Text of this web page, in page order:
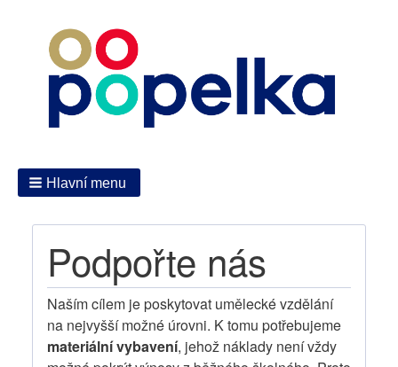
Hlavní menu
Podpořte nás
Naším cílem je poskytovat umělecké vzdělání
na nejvyšší možné úrovni. K tomu potřebujeme
materiální vybavení, jehož náklady není vždy